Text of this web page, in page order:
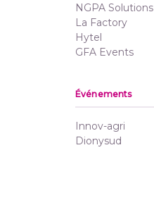
NGPA Solutions
La Factory
Hytel
GFA Events
Événements
Innov-agri
Dionysud